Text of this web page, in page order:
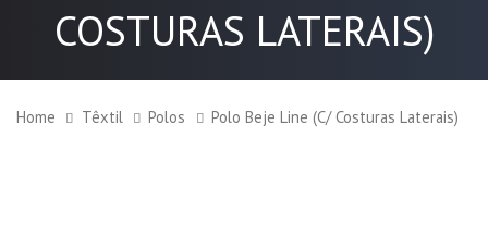
COSTURAS LATERAIS)
Home Têxtil Polos Polo Beje Line (C/ Costuras Laterais)